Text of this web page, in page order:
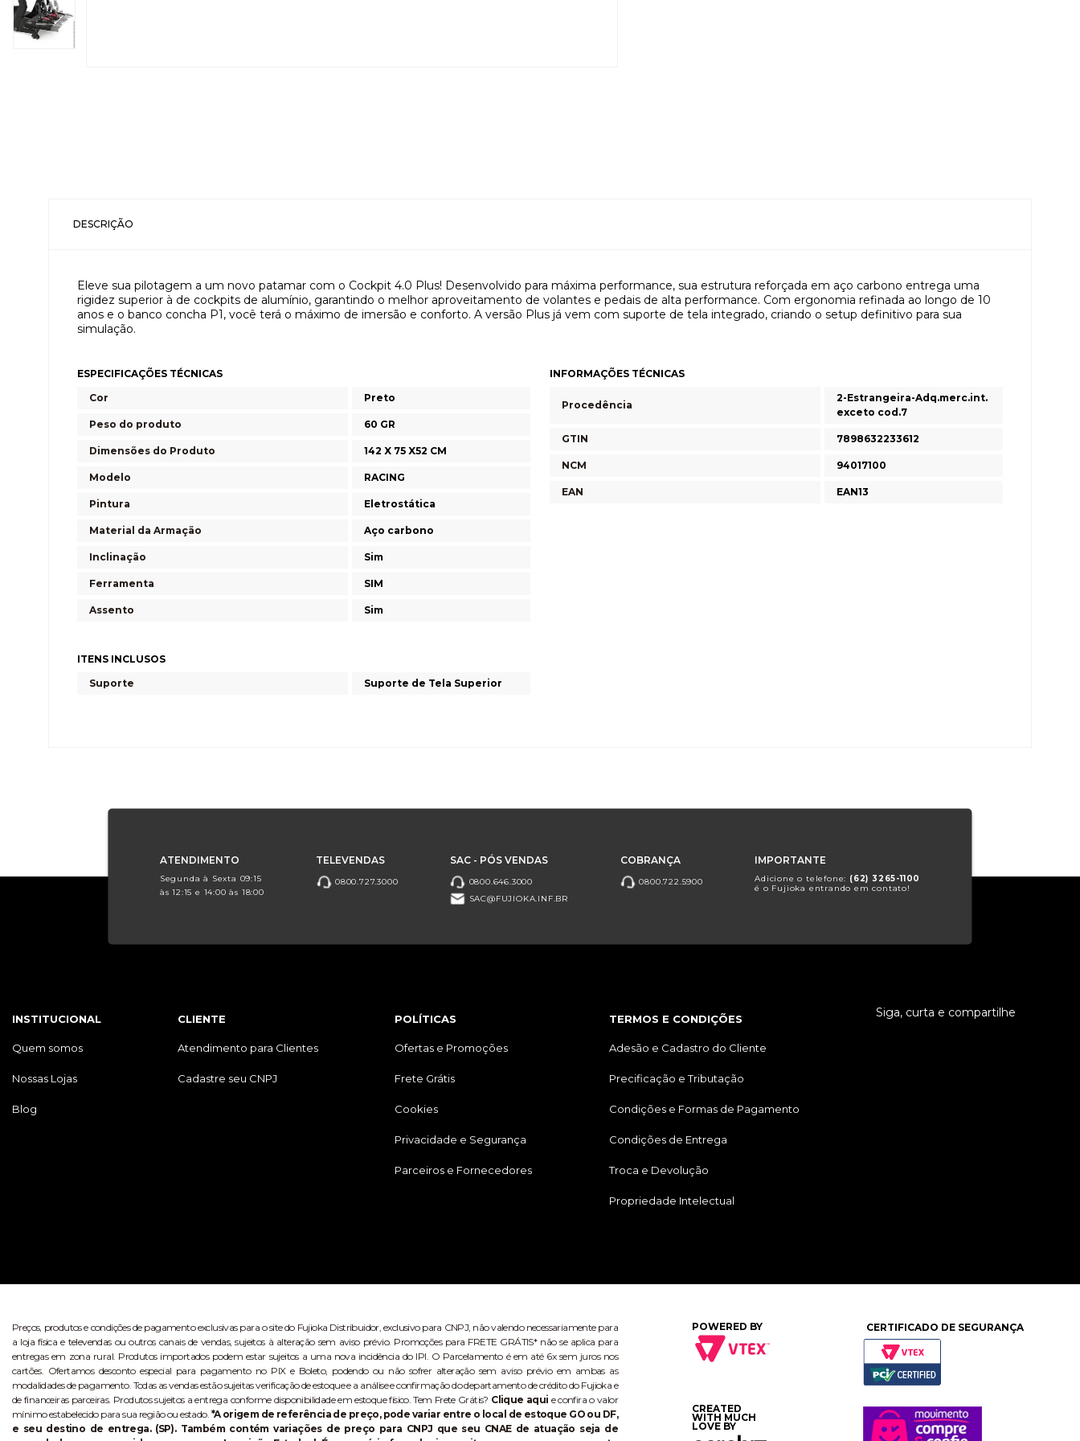
DESCRIÇÃO
Eleve sua pilotagem a um novo patamar com o Cockpit 4.0 Plus! Desenvolvido para máxima performance, sua estrutura reforçada em aço carbono entrega uma
rigidez superior à de cockpits de alumínio, garantindo o melhor aproveitamento de volantes e pedais de alta performance. Com ergonomia refinada ao longo de 10
anos e o banco concha P1, você terá o máximo de imersão e conforto. A versão Plus já vem com suporte de tela integrado, criando o setup definitivo para sua
simulação.
ESPECIFICAÇÕES TÉCNICAS
Cor
Preto
Peso do produto 60 GR
Dimensões do Produto 142 X 75 X52 CM
Modelo RACING
Pintura Eletrostática
Material da Armação Aço carbono
Inclinação Sim
Ferramenta SIM
Assento Sim
ITENS INCLUSOS
Suporte
Suporte de Tela Superior
INFORMAÇÕES TÉCNICAS
Procedência
2-Estrangeira-Adq.merc.int.
exceto cod.7
GTIN 7898632233612
NCM 94017100
EAN EAN13
ATENDIMENTO
Segunda à Sexta 09:15
às 12:15 e 14:00 às 18:00
TELEVENDAS
0800.727.3000
SAC - PÓS VENDAS
0800.646.3000
SAC@FUJIOKA.INF.BR
COBRANÇA
0800.722.5900
IMPORTANTE
Adicione o telefone: (62) 3265-1100
é o Fujioka entrando em contato!
INSTITUCIONAL
Quem somos
Nossas Lojas
Blog
CLIENTE
Atendimento para Clientes
Cadastre seu CNPJ
POLÍTICAS
Ofertas e Promoções
Frete Grátis
Cookies
Privacidade e Segurança
Parceiros e Fornecedores
TERMOS E CONDIÇÕES
Adesão e Cadastro do Cliente
Precificação e Tributação
Condições e Formas de Pagamento
Condições de Entrega
Troca e Devolução
Propriedade Intelectual
Siga, curta e compartilhe
Preços, produtos e condições de pagamento exclusivas para o site do Fujioka Distribuidor, exclusivo para CNPJ, não valendo necessariamente para
a loja física e televendas ou outros canais de vendas, sujeitos à alteração sem aviso prévio. Promoções para FRETE GRÁTIS* não se aplica para
entregas em zona rural. Produtos importados podem estar sujeitos a uma nova incidência do IPI. O Parcelamento é em até 6x sem juros nos
cartões. Ofertamos desconto especial para pagamento no PIX e Boleto, podendo ou não sofrer alteração sem aviso prévio em ambas as
modalidades de pagamento. Todas as vendas estão sujeitas verificação de estoque e a análise e confirmação do departamento de crédito do Fujioka e
de financeiras parceiras. Produtos sujeitos a entrega conforme disponibilidade em estoque físico. Tem Frete Grátis? Clique aqui e confira o valor
mínimo estabelecido para sua região ou estado. *A origem de referência de preço, pode variar entre o local de estoque GO ou DF,
e seu destino de entrega. (SP). Também contém variações de preço para CNPJ que seu CNAE de atuação seja de
POWERED BY
CREATED
WITH MUCH
LOVE BY
CERTIFICADO DE SEGURANÇA